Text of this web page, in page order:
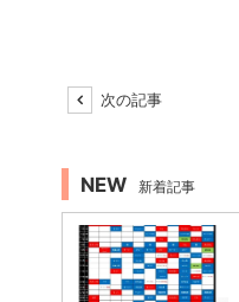
次の記事
NEW 新着記事